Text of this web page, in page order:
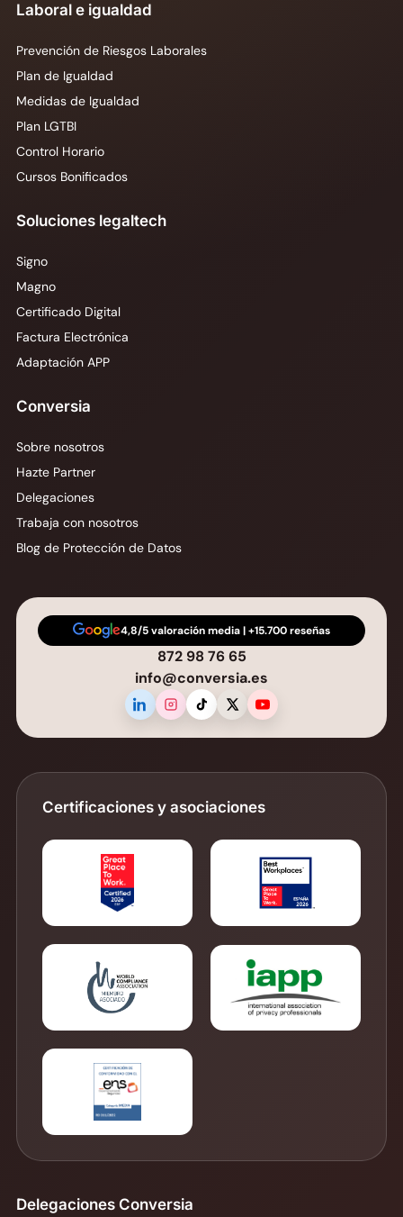
Laboral e igualdad
Prevención de Riesgos Laborales
Plan de Igualdad
Medidas de Igualdad
Plan LGTBI
Control Horario
Cursos Bonificados
Soluciones legaltech
Signo
Magno
Certificado Digital
Factura Electrónica
Adaptación APP
Conversia
Sobre nosotros
Hazte Partner
Delegaciones
Trabaja con nosotros
Blog de Protección de Datos
4,8/5 valoración media | +15.700 reseñas
872 98 76 65
info@conversia.es
Certificaciones y asociaciones
Delegaciones Conversia